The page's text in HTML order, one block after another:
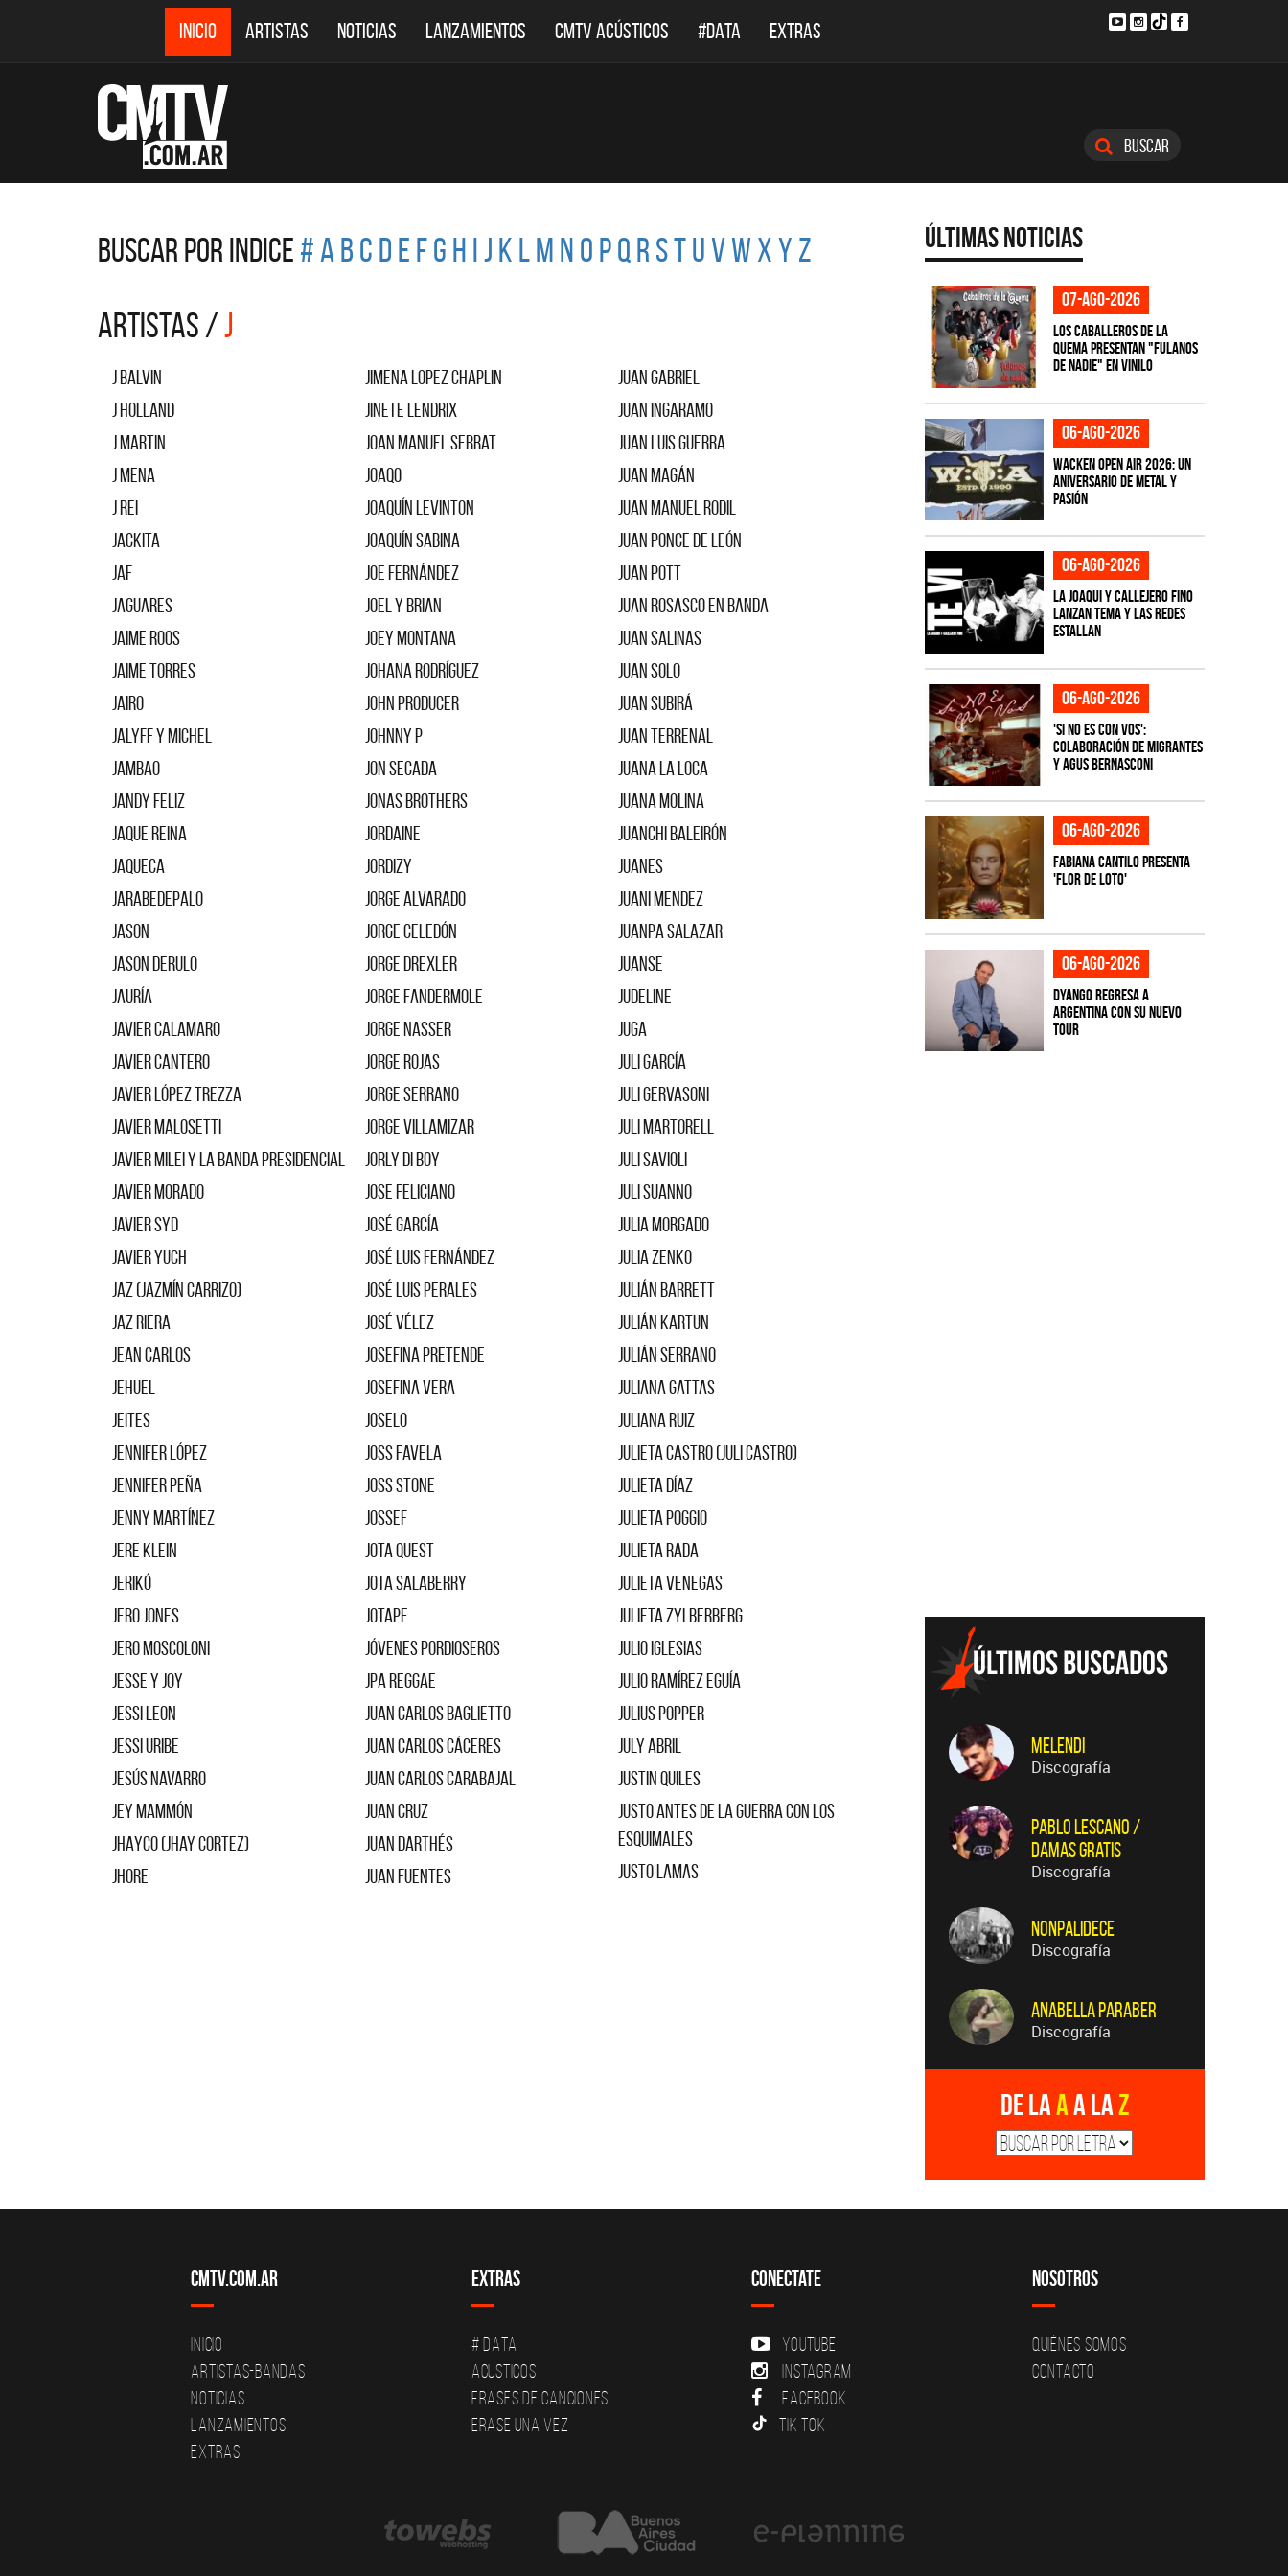
INICIO ARTISTAS NOTICIAS LANZAMIENTOS CMTV ACÚSTICOS #DATA EXTRAS
Buscar
Buscar por Indice# AB C D E FG H IJ K LM N O PQR STUVW XY Z
Artistas /j
J Balvin
J Holland
J Martin
J Mena
J Rei
Jackita
JAF
Jaguares
Jaime Roos
Jaime Torres
Jairo
Jalyff y Michel
Jambao
Jandy Feliz
Jaque Reina
Jaqueca
JarabedePalo
Jason
Jason Derulo
Jauría
Javier Calamaro
Javier Cantero
Javier López Trezza
Javier Malosetti
Javier Milei y La Banda Presidencial
Javier Morado
Javier Syd
Javier Yuch
JAZ (Jazmín Carrizo)
JAZ RIERA
Jean Carlos
Jehuel
Jeites
Jennifer López
Jennifer Peña
Jenny Martínez
Jere Klein
Jerikó
Jero Jones
Jero Moscoloni
Jesse Y Joy
Jessi Leon
Jessi Uribe
Jesús Navarro
Jey Mammón
JHAYCO (Jhay Cortez)
Jhore
Jimena Lopez Chaplin
Jinete Lendrix
Joan Manuel Serrat
Joaqo
Joaquín Levinton
Joaquín Sabina
Joe Fernández
Joel Y Brian
Joey Montana
Johana Rodríguez
John Producer
Johnny P
Jon Secada
Jonas Brothers
Jordaine
Jordizy
Jorge Alvarado
Jorge Celedón
Jorge Drexler
Jorge Fandermole
Jorge Nasser
Jorge Rojas
Jorge Serrano
Jorge Villamizar
Jorly Di Boy
Jose Feliciano
José García
José Luis Fernández
José Luis Perales
José Vélez
Josefina Pretende
Josefina Vera
Joselo
Joss Favela
Joss Stone
Jossef
Jota Quest
Jota Salaberry
JotaPe
Jóvenes Pordioseros
Jpa Reggae
Juan Carlos Baglietto
Juan Carlos Cáceres
Juan Carlos Carabajal
Juan Cruz
Juan Darthés
Juan Fuentes
Juan Gabriel
Juan Ingaramo
Juan Luis Guerra
Juan Magán
Juan Manuel Rodil
Juan Ponce de León
Juan Pott
Juan Rosasco en Banda
Juan Salinas
Juan Solo
Juan Subirá
Juan Terrenal
Juana la Loca
Juana Molina
Juanchi Baleirón
Juanes
Juani Mendez
JUANPA SALAZAR
Juanse
Judeline
Juga
Juli García
Juli Gervasoni
Juli Martorell
Juli Savioli
Juli Suanno
Julia Morgado
Julia Zenko
Julián Barrett
Julián Kartun
Julián Serrano
Juliana Gattas
Juliana Ruiz
Julieta Castro (Juli Castro)
Julieta Díaz
Julieta Poggio
Julieta Rada
Julieta Venegas
Julieta Zylberberg
Julio Iglesias
Julio Ramírez Eguía
Julius Popper
July Abril
Justin Quiles
Justo Antes de la Guerra con los
Esquimales
Justo Lamas
Últimas Noticias
07-ago-2026
Los Caballeros de la
Quema presentan "Fulanos
de Nadie" en vinilo
06-ago-2026
Wacken Open Air 2026: Un
aniversario de metal y
pasión
06-ago-2026
La Joaqui y Callejero Fino
lanzan tema y las redes
estallan
06-ago-2026
'Si No Es Con Vos':
colaboración de Migrantes
y Agus Bernasconi
06-ago-2026
Fabiana Cantilo presenta
'Flor de Loto'
06-ago-2026
Dyango regresa a
Argentina con su nuevo
tour
Melendi
Discografía
Pablo Lescano /
Damas Gratis
Discografía
Nonpalidece
Discografía
Anabella Paraber
Discografía
De laAa laZ
CMTV.com.ar
Inicio
Artistas-Bandas
Noticias
Lanzamientos
Extras
Extras
# DATA
Acusticos
Frases de canciones
Erase una vez
Conectate
YouTube
Instagram
Facebook
Tik Tok
Nosotros
Quiénes Somos
Contacto